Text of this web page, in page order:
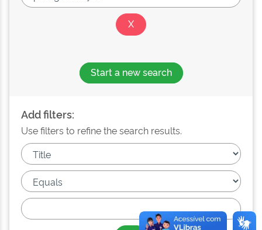
Start a new search
Add filters:
Use filters to refine the search results.